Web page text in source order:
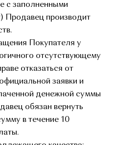
с заполненными
Продавец производит
Покупателя у
отсутствующему
отказаться от
заявки и
денежной суммы
обязан вернуть
в течение 10